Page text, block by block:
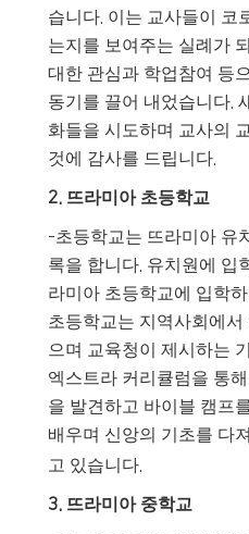
습니다. 이는 교사들이 코
는지를 보여주는 실례가
대한 관심과 학업참여 등
동기를 끌어 내었습니다.
화들을 시도하며 교사의
것에 감사를 드립니다.
2. 뜨라미아 초등학교
-초등학교는 뜨라미아 유
록을 합니다. 유치원에 입
라미아 초등학교에 입학
초등학교는 지역사회에
으며 교육청이 제시하는
엑스트라 커리큘럼을 통
을 발견하고 바이블 캠프
배우며 신앙의 기초를 다
고 있습니다.
3. 뜨라미아 중학교